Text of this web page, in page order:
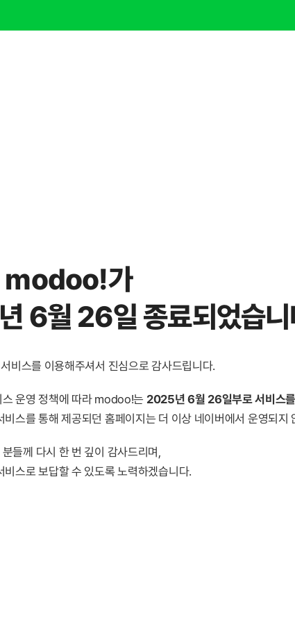
modoo!가
6월 26일 종료되었습
비스를 이용해주셔서 진심으로 감사드립니다.
스 운영 정책에 따라 modoo!는 2025년 6월 26일부로 서비스
비스를 통해 제공되던 홈페이지는 더 이상 네이버에서 운영되지
들께 다시 한 번 깊이 감사드리며,
비스로 보답할 수 있도록 노력하겠습니다.